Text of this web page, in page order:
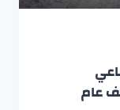
عام